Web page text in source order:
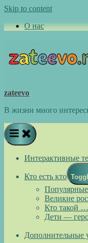
Skip to content
О нас
zateevo
В жизни много
Интерактивные
Кто есть кто
Великие
Кто такой
Дети —
Дополнительные